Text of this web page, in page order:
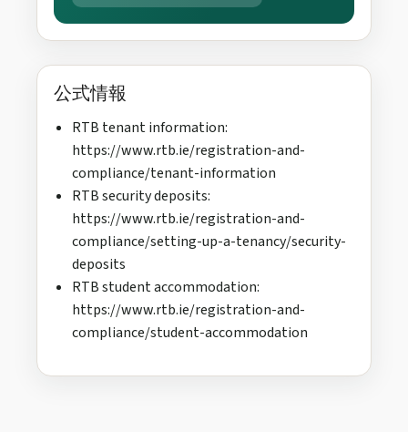
公式情報
RTB tenant information:
https://www.rtb.ie/registration-and-
compliance/tenant-information
RTB security deposits:
https://www.rtb.ie/registration-and-
compliance/setting-up-a-tenancy/security-
deposits
RTB student accommodation:
https://www.rtb.ie/registration-and-
compliance/student-accommodation